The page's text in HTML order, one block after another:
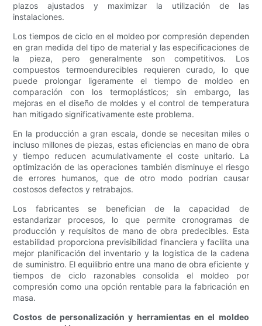
plazos ajustados y maximizar la utilización de las
instalaciones.
Los tiempos de ciclo en el moldeo por compresión dependen
en gran medida del tipo de material y las especificaciones de
la pieza, pero generalmente son competitivos. Los
compuestos termoendurecibles requieren curado, lo que
puede prolongar ligeramente el tiempo de moldeo en
comparación con los termoplásticos; sin embargo, las
mejoras en el diseño de moldes y el control de temperatura
han mitigado significativamente este problema.
En la producción a gran escala, donde se necesitan miles o
incluso millones de piezas, estas eficiencias en mano de obra
y tiempo reducen acumulativamente el coste unitario. La
optimización de las operaciones también disminuye el riesgo
de errores humanos, que de otro modo podrían causar
costosos defectos y retrabajos.
Los fabricantes se benefician de la capacidad de
estandarizar procesos, lo que permite cronogramas de
producción y requisitos de mano de obra predecibles. Esta
estabilidad proporciona previsibilidad financiera y facilita una
mejor planificación del inventario y la logística de la cadena
de suministro. El equilibrio entre una mano de obra eficiente y
tiempos de ciclo razonables consolida el moldeo por
compresión como una opción rentable para la fabricación en
masa.
Costos de personalización y herramientas en el moldeo